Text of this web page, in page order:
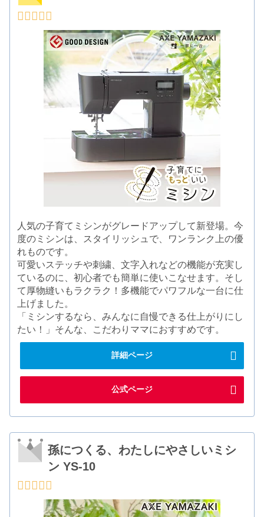
人気の子育てミシンがグレードアップして新登場。今
度のミシンは、スタイリッシュで、ワンランク上の優
れものです。
可愛いステッチや刺繍、文字入れなどの機能が充実し
ているのに、初心者でも簡単に使いこなせます。そし
て厚物縫いもラクラク！多機能でパワフルな一台に仕
上げました。
「ミシンするなら、みんなに自慢できる仕上がりにし
たい！」そんな、こだわりママにおすすめです。
詳細ページ
公式ページ
孫につくる、わたしにやさしいミシ
ン YS-10